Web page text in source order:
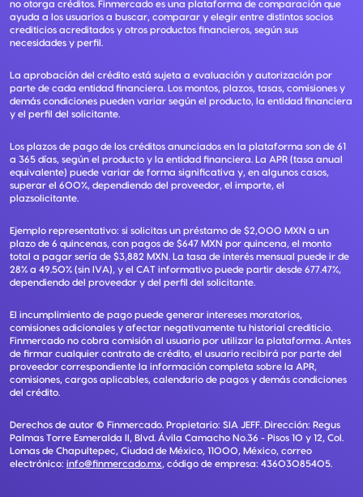
no otorga créditos. Finmercado es una plataforma de comparación que
ayuda a los usuarios a buscar, comparar y elegir entre distintos socios
crediticios acreditados y otros productos financieros, según sus
necesidades y perfil.
La aprobación del crédito está sujeta a evaluación y autorización por
parte de cada entidad financiera. Los montos, plazos, tasas, comisiones y
demás condiciones pueden variar según el producto, la entidad financiera
y el perfil del solicitante.
Los plazos de pago de los créditos anunciados en la plataforma son de 61
a 365 días, según el producto y la entidad financiera. La APR (tasa anual
equivalente) puede variar de forma significativa y, en algunos casos,
superar el 600%, dependiendo del proveedor, el importe, el
plazsolicitante.
Ejemplo representativo: si solicitas un préstamo de $2,000 MXN a un
plazo de 6 quincenas, con pagos de $647 MXN por quincena, el monto
total a pagar sería de $3,882 MXN. La tasa de interés mensual puede ir de
28% a 49.50% (sin IVA), y el CAT informativo puede partir desde 677.47%,
dependiendo del proveedor y del perfil del solicitante.
El incumplimiento de pago puede generar intereses moratorios,
comisiones adicionales y afectar negativamente tu historial crediticio.
Finmercado no cobra comisión al usuario por utilizar la plataforma. Antes
de firmar cualquier contrato de crédito, el usuario recibirá por parte del
proveedor correspondiente la información completa sobre la APR,
comisiones, cargos aplicables, calendario de pagos y demás condiciones
del crédito.
Derechos de autor © Finmercado. Propietario: SIA JEFF. Dirección: Regus
Palmas Torre Esmeralda II, Blvd. Ávila Camacho No.36 - Pisos 10 y 12, Col.
Lomas de Chapultepec, Ciudad de México, 11000, México, correo
electrónico: info@finmercado.mx, código de empresa: 43603085405.